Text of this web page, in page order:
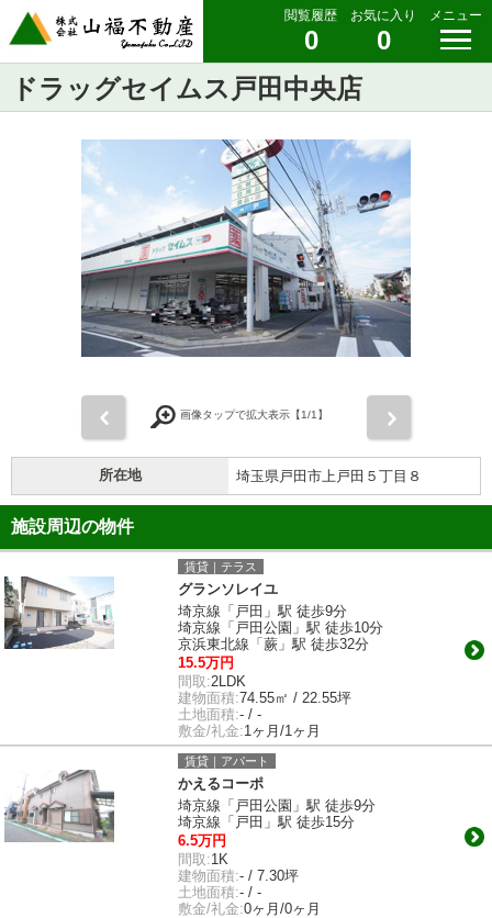
閲覧履歴
0
お気に入り
0
メニュー
ドラッグセイムス戸田中央店
画像タップで拡大表示【1/1】
所在地 埼玉県戸田市上戸田５丁目８
施設周辺の物件
賃貸｜テラス
グランソレイユ
埼京線「戸田」駅 徒歩9分
埼京線「戸田公園」駅 徒歩10分
京浜東北線「蕨」駅 徒歩32分
15.5万円
間取:2LDK
建物面積:74.55㎡ / 22.55坪
土地面積:- / -
敷金/礼金:1ヶ月/1ヶ月
賃貸｜アパート
かえるコーポ
埼京線「戸田公園」駅 徒歩9分
埼京線「戸田」駅 徒歩15分
6.5万円
間取:1K
建物面積:- / 7.30坪
土地面積:- / -
敷金/礼金:0ヶ月/0ヶ月